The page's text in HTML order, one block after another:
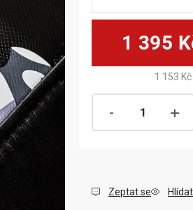
1 395
1 153 Kč
Zeptat se Hlídat